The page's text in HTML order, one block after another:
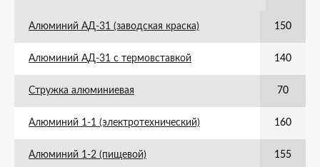
Алюминий АД-31 (заводская краска) 150
Алюминий АД-31 с термовставкой 140
Стружка алюминиевая 70
Алюминий 1-1 (электротехнический) 160
Алюминий 1-2 (пищевой) 155